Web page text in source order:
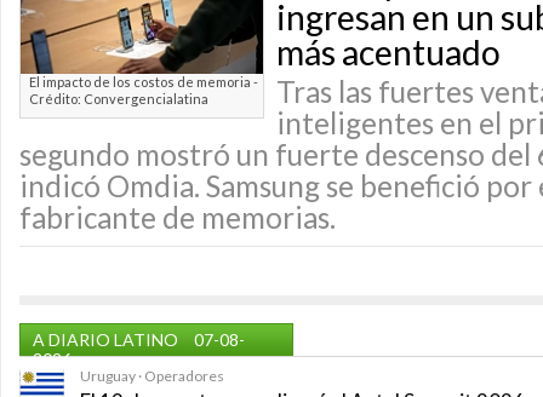
El impacto de los costos de memoria -
Crédito: Convergencialatina
ingresan en un
más acentuado
Tras las fuertes
inteligentes en el
segundo mostró un fuerte descenso del
indicó Omdia. Samsung se benefició por
fabricante de memorias.
A DIARIO LATINO
07-08-
2026
Uruguay · Operadores